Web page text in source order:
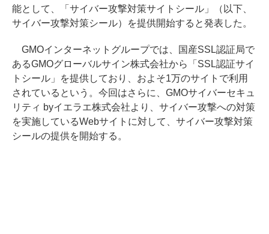
能として、「サイバー攻撃対策サイトシール」（以下、
サイバー攻撃対策シール）を提供開始すると発表した。
GMOインターネットグループでは、国産SSL認証局で
あるGMOグローバルサイン株式会社から「SSL認証サイ
トシール」を提供しており、およそ1万のサイトで利用
されているという。今回はさらに、GMOサイバーセキュ
リティ byイエラエ株式会社より、サイバー攻撃への対策
を実施しているWebサイトに対して、サイバー攻撃対策
シールの提供を開始する。